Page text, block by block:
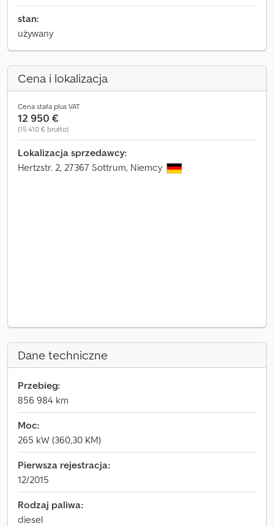
stan:
używany
Cena i lokalizacja
Cena stała plus VAT
12 950 €
(15 410 € brutto)
Lokalizacja sprzedawcy:
Hertzstr. 2, 27367 Sottrum, Niemcy
Dane techniczne
Przebieg:
856 984 km
Moc:
265 kW (360,30 KM)
Pierwsza rejestracja:
12/2015
Rodzaj paliwa:
diesel